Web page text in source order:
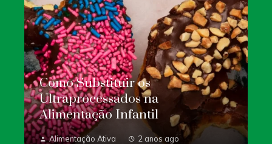
Como Substituir os
Ultraprocessados na
Alimentação Infantil
Alimentação Ativa 2 anos ago